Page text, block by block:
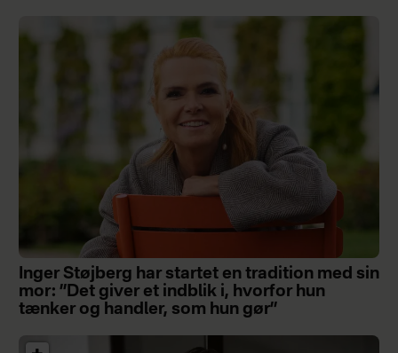
Inger Støjberg har startet en tradition med sin
mor: ”Det giver et indblik i, hvorfor hun
tænker og handler, som hun gør”